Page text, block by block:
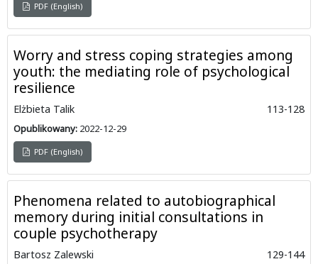
PDF (English)
Worry and stress coping strategies among
youth: the mediating role of psychological
resilience
Elżbieta Talik 113-128
Opublikowany: 2022-12-29
PDF (English)
Phenomena related to autobiographical
memory during initial consultations in
couple psychotherapy
Bartosz Zalewski 129-144